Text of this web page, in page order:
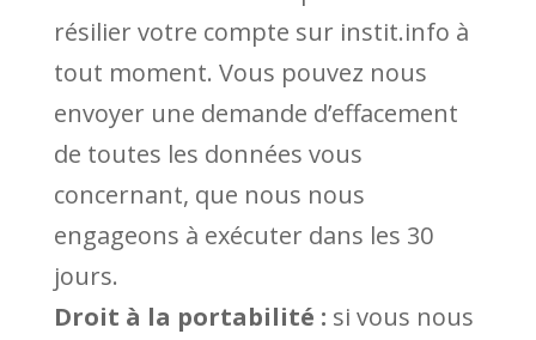
résilier votre compte sur instit.info à
tout moment. Vous pouvez nous
envoyer une demande d’effacement
de toutes les données vous
concernant, que nous nous
engageons à exécuter dans les 30
jours.
Droit à la portabilité : si vous nous